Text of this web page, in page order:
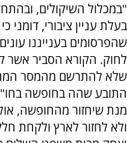
"במכלול השיקולים,
בעלת עניין ציבורי, דומני
שהפרסומים בענייננו
לחוק. הקורא הסביר אשר
שלא להתרשם מהמסר
התובע שהה בחופשה
מנת שיחזור מהחופשה,
ולא לחזור לארץ ולקחת